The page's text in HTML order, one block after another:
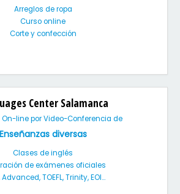
Arreglos de ropa
Curso online
Corte y confección
Center Salamanca
On-line por Video-Conferencia de
Enseñanzas diversas
Clases de inglés
de exámenes oficiales
Advanced, TOEFL, Trinity, EOI...